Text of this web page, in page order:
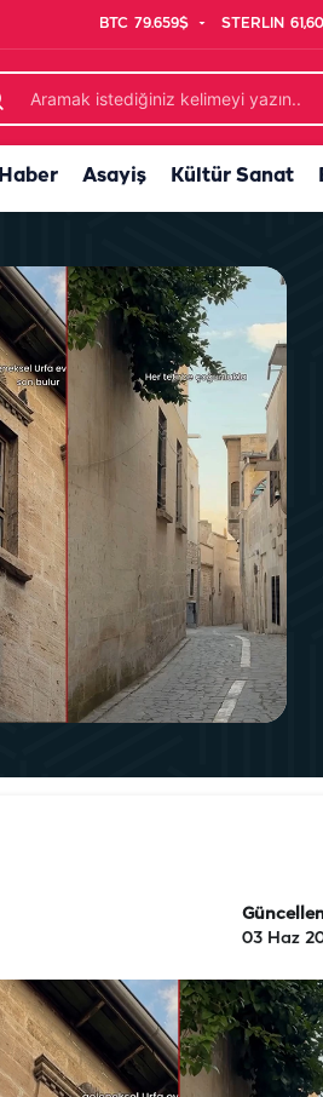
BTC 79.659$ STERLIN
Asayiş Kültür Sanat
03 Haz